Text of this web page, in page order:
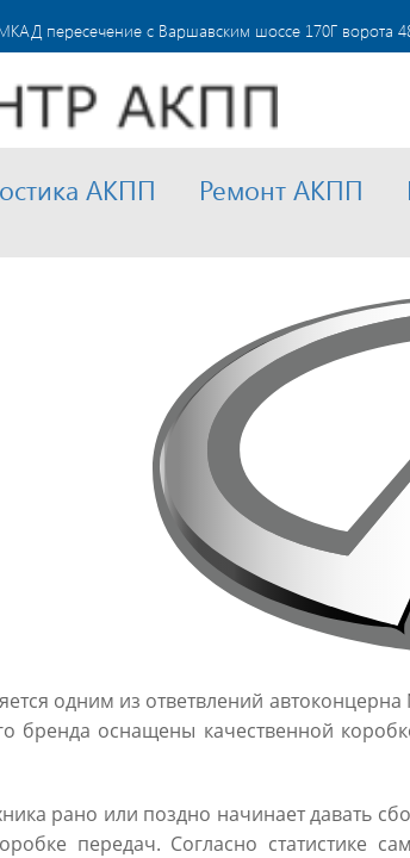
пересечение с Варшавским шоссе 170Г ворота
АКПП Ремонт АКПП
одним из ответвлений
бренда оснащены качественной
рано или поздно начинает давать
передач. Согласно статистике